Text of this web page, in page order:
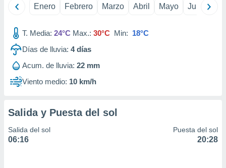
crear un
de la
del
Enero Febrero Marzo Abril Mayo Junio
T. Media: 24°C Max.: 30°C Min: 18°C
Días de lluvia: 4días
Acum. de lluvia: 22 mm
Viento medio: 10 km/h
Salida y Puesta del sol
Salida del sol
06:16
Puesta del sol
20:28